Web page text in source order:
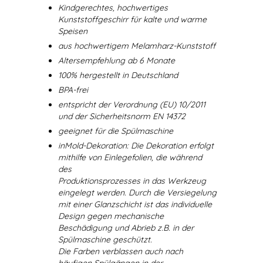
Kindgerechtes, hochwertiges
Kunststoffgeschirr für kalte und warme
Speisen
aus hochwertigem Melamharz-Kunststoff
Altersempfehlung ab 6 Monate
100% hergestellt in Deutschland
BPA-frei
entspricht der Verordnung (EU) 10/2011
und der Sicherheitsnorm EN 14372
geeignet für die Spülmaschine
inMold-Dekoration: Die Dekoration erfolgt
mithilfe von Einlegefolien, die während
des
Produktionsprozesses in das Werkzeug
eingelegt werden. Durch die Versiegelung
mit einer Glanzschicht ist das individuelle
Design gegen mechanische
Beschädigung und Abrieb z.B. in der
Spülmaschine geschützt.
Die Farben verblassen auch nach